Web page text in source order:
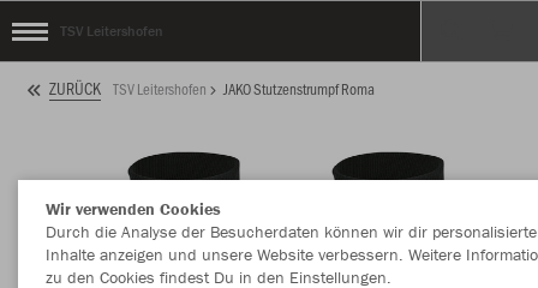
TSV Leitershofen
ZURÜCK TSV Leitershofen JAKO Stutzenstrumpf Roma
Wir verwenden Cookies
Durch die Analyse der Besucherdaten können wir dir personalisierte
Inhalte anzeigen und unsere Website verbessern. Weitere
zu den Cookies findest Du in den Einstellungen.